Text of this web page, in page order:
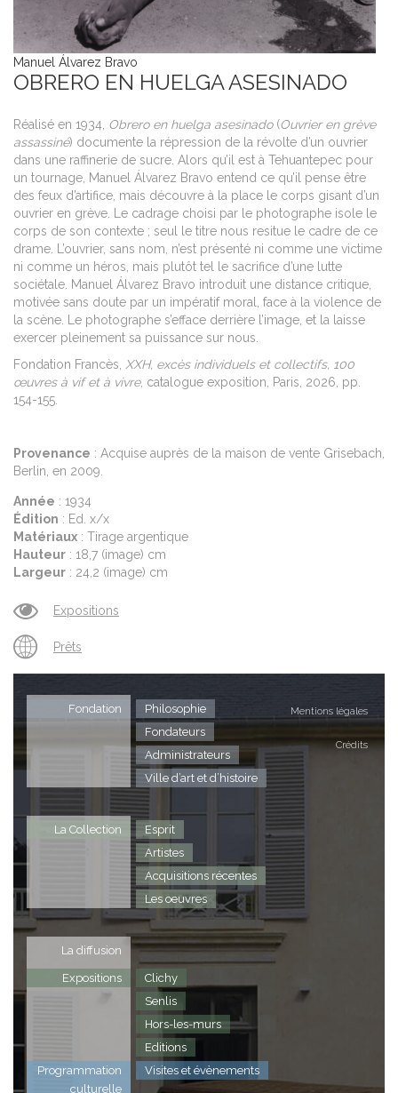
Manuel Álvarez Bravo
OBRERO EN HUELGA ASESINADO
Réalisé en 1934, Obrero en huelga asesinado(Ouvrier en grève
assassiné) documente la répression de la révolte d’un ouvrier
dans une raffinerie de sucre. Alors qu’il est à Tehuantepec pour
un tournage, Manuel Álvarez Bravo entend ce qu’il pense être
des feux d’artifice, mais découvre à la place le corps gisant d’un
ouvrier en grève. Le cadrage choisi par le photographe isole le
corps de son contexte ; seul le titre nous resitue le cadre de ce
drame. L’ouvrier, sans nom, n’est présenté ni comme une victime
ni comme un héros, mais plutôt tel le sacrifice d’une lutte
sociétale. Manuel Álvarez Bravo introduit une distance critique,
motivée sans doute par un impératif moral, face à la violence de
la scène. Le photographe s’efface derrière l’image, et la laisse
exercer pleinement sa puissance sur nous.
Fondation Francès, XXH, excès individuels et collectifs, 100
œuvres à vif et à vivre, catalogue exposition, Paris, 2026, pp.
154-155.
Provenance : Acquise auprès de la maison de vente Grisebach,
Berlin, en 2009.
Année : 1934
Édition : Ed. x/x
Matériaux : Tirage argentique
Hauteur : 18,7 (image) cm
Largeur : 24,2 (image) cm
Expositions
Prêts
Mentions légales
Crédits
Fondation
Philosophie
Fondateurs
Administrateurs
Ville d’art et d’histoire
La Collection
Esprit
Artistes
Acquisitions récentes
Les oeuvres
La diffusion
Expositions
Clichy
Senlis
Hors-les-murs
Editions
Programmation
culturelle
Visites et évènements